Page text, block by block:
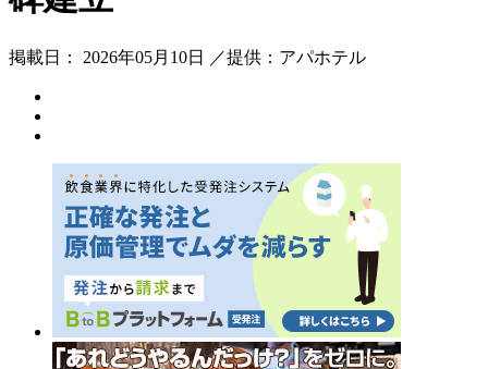
掲載日： 2026年05月10日 ／提供：アパホテル